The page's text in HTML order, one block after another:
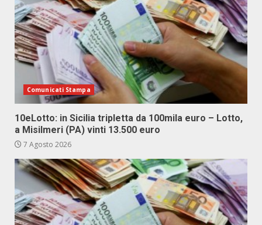
Comunicati Stampa
10eLotto: in Sicilia tripletta da 100mila euro – Lotto,
a Misilmeri (PA) vinti 13.500 euro
7 Agosto 2026